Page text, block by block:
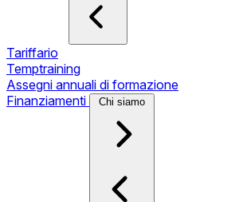
Tariffario
Temptraining
Assegni annuali di formazione
Finanziamenti
Chi siamo